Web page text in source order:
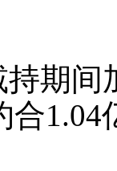
期间
合1.04